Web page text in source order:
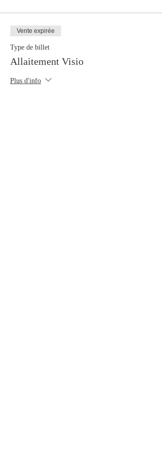
Vente expirée
Type de billet
Allaitement Visio
Plus d'info